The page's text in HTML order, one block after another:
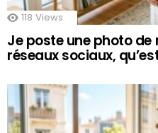
118 Views
Je poste une photo de
réseaux sociaux,